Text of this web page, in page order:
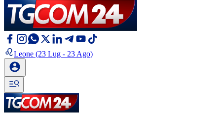
Leone (23 Lug - 23 Ago)